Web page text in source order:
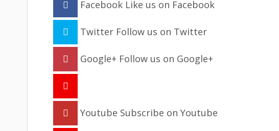
Facebook Like us on Facebook
Twitter Follow us on Twitter
Google+ Follow us on Google+
Youtube Subscribe on Youtube